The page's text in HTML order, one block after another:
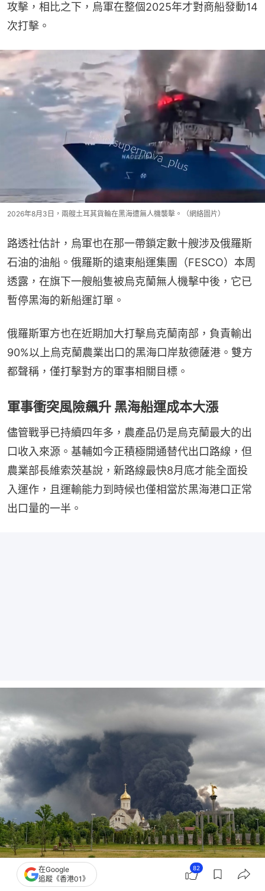
攻擊，相比之下，烏軍在整個2025年才對商船發動14
次打擊。
2026年8月3日，兩艘土耳其貨輪在黑海遭無人機襲擊。（網絡圖片）
路透社估計，烏軍也在那一帶鎖定數十艘涉及俄羅斯
石油的油船。俄羅斯的遠東船運集團（FESCO）本周
透露，在旗下一艘船隻被烏克蘭無人機擊中後，它已
暫停黑海的新船運訂單。
俄羅斯軍方也在近期加大打擊烏克蘭南部，負責輸出
90%以上烏克蘭農業出口的黑海口岸敖德薩港。雙方
都聲稱，僅打擊對方的軍事相關目標。
軍事衝突風險飆升 黑海船運成本大漲
儘管戰爭已持續四年多，農產品仍是烏克蘭最大的出
口收入來源。基輔如今正積極開通替代出口路線，但
農業部長維索茨基說，新路線最快8月底才能全面投
入運作，且運輸能力到時候也僅相當於黑海港口正常
出口量的一半。
俄烏戰爭：2026年6月18日，烏克蘭向莫斯科發動大規模的無人機攻擊，莫斯科有
在Google
追蹤《香港01》
82